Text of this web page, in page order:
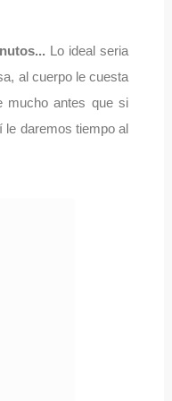
Lo ideal seria
al cuerpo le cuesta
mucho antes que si
le daremos tiempo al